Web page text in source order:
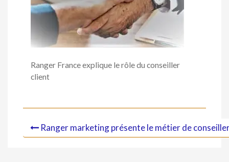
Ranger France explique le rôle du conseiller
client
Ranger marketing présente le métier de